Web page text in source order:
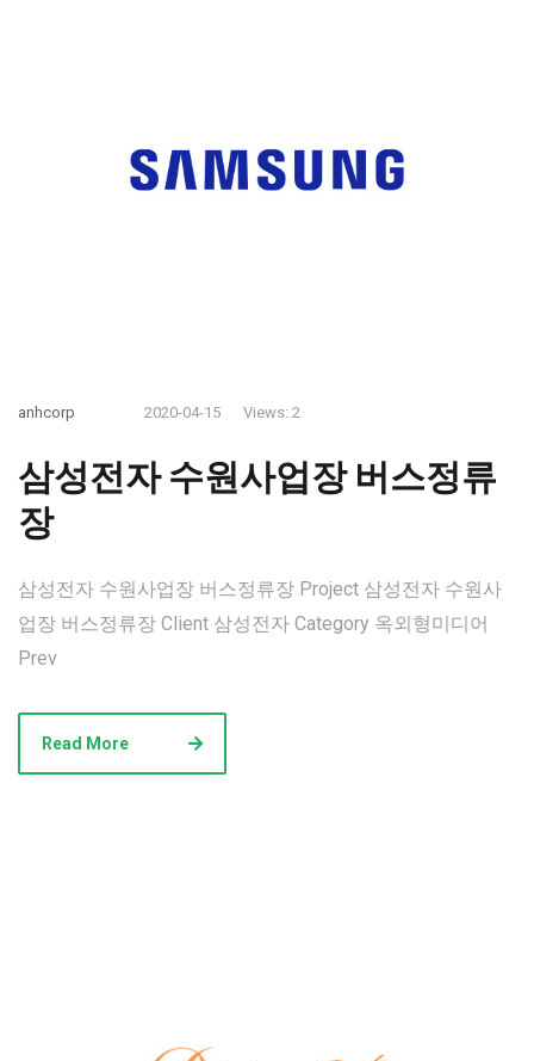
anhcorp 2020-04-15 Views: 2
삼성전자 수원사업장 버스정류
장
삼성전자 수원사업장 버스정류장 Project 삼성전자 수원사
업장 버스정류장 Client 삼성전자 Category 옥외형미디어
Prev
Read More